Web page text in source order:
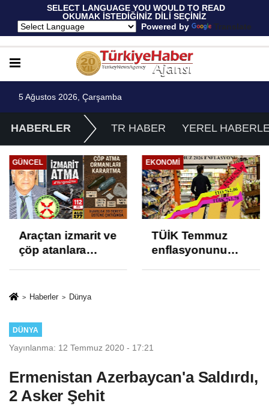
SELECT LANGUAGE YOU WOULD TO READ
OKUMAK İSTEDİĞİNİZ DİLİ SEÇİNİZ
Powered by
Translate
5 Ağustos 2026, Çarşamba
HABERLER TR HABER YEREL
GÜNCEL
Araçtan izmarit ve
çöp atanlara
izmariti
EKONOMI
TÜİK Temmuz
enflasyonunu
Haberler Dünya
DÜNYA
Yayınlanma: 12 Temmuz 2020 - 17:21
Ermenistan Azerbaycan'a Saldırdı,
2 Asker Şehit